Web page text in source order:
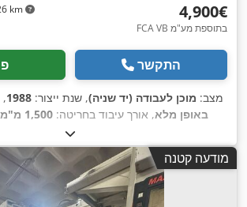
km ‏4,900 ‏€
FCA VB בתוספת מע"מ
התקשר
מצב: מוכן לעבודה (יד שניה), שנת ייצור: 1988
,
באופן מלא, אורך עיבוד בחריטה: 1,500 מ"מ
הספק מנוע הציר:15,000 וואט , סוג ,
מודעה קטנה